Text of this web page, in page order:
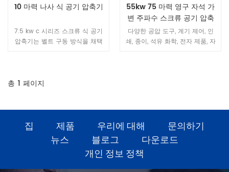
10 마력 나사 식 공기 압축기
7.5 kw c 시리즈 스크류 식 공기
압축기는 벨트 구동 방식을 채택
55kw 75 마력 영구 자석 가
변 주파수 스크류 공기 압축
기
다양한 공압 도구, 계기 제어, 인
쇄, 종이, 석유 화학, 전자 제품, 자
총 1 페이지
집 제품 우리에 대해
문의하기
뉴스
블로그
다운로드
개인 정보 정책